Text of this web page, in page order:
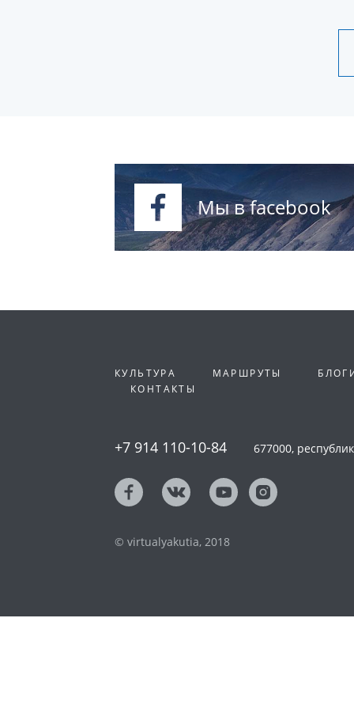
Мы в facebook
КУЛЬТУРА МАРШРУТЫ
КОНТАКТЫ
+7 914 110-10-84 677000,
© virtualyakutia, 2018